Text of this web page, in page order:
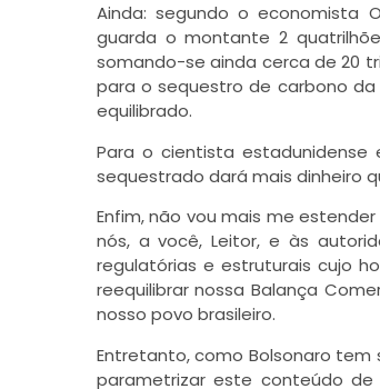
Ainda: segundo o economista
guarda o montante 2
somando-se ainda cerca de 20
para o sequestro de carbono
equilibrado.
Para o cientista estadunidense
sequestrado dará mais dinheiro
Enfim, não vou mais me
nós, a você, Leitor, e às
regulatórias e estruturais cujo
reequilibrar nossa Balança
nosso povo brasileiro.
Entretanto, como Bolsonaro
parametrizar este conteúdo